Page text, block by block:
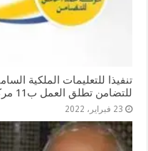
تنفيذا للتعليمات الملكية
للتضامن تطلق العمل ب11 مركزا جديدا في مدن مختلفة بالمملكة
23 فبراير، 2022